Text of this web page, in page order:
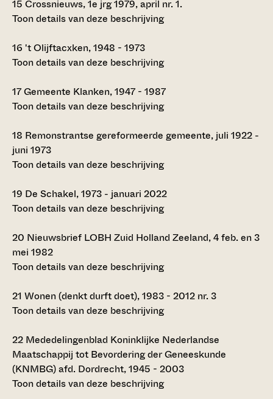
15 Crossnieuws, 1e jrg 1979, april nr. 1.
Toon details van deze beschrijving
16 't Olijftacxken, 1948 - 1973
Toon details van deze beschrijving
17Gemeente Klanken, 1947 - 1987
Toon details van deze beschrijving
18 Remonstrantse gereformeerde gemeente, juli 1922 -
juni 1973
Toon details van deze beschrijving
19 De Schakel, 1973 - januari 2022
Toon details van deze beschrijving
20 Nieuwsbrief LOBH Zuid Holland Zeeland, 4 feb. en 3
mei 1982
Toon details van deze beschrijving
21 Wonen (denkt durft doet), 1983 - 2012 nr. 3
Toon details van deze beschrijving
22 Mededelingenblad Koninklijke Nederlandse
Maatschappij tot Bevordering der Geneeskunde
(KNMBG) afd. Dordrecht, 1945 - 2003
Toon details van deze beschrijving